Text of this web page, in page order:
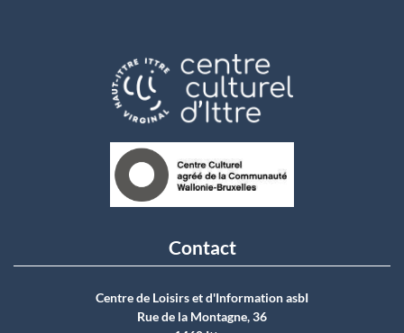
Contact
Centre de Loisirs et d'Information asbI
Rue de la Montagne, 36